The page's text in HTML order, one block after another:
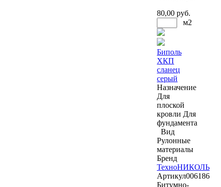
80,00 руб.
м2
Биполь
ХКП
сланец
серый
Назначение
Для
плоской
кровли Для
фундамента
Вид
Рулонные
материалы
Бренд
ТехноНИКОЛЬ
Артикул006186
Битумно-